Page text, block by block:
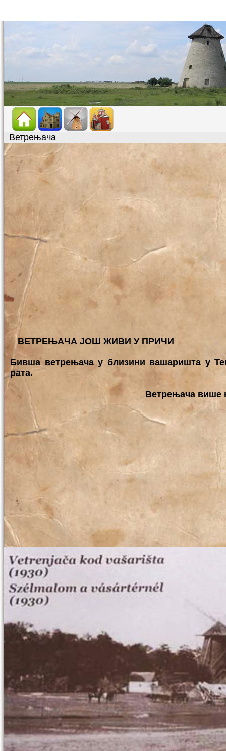
Ветрењача
ВЕТРЕЊAЧА ЈОШ ЖИВИ У ПРИЧИ
Бивша ветрењача у близини вашаришта у
рата.
Ветрењача више